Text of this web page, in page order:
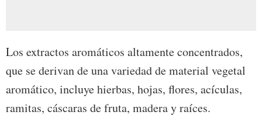
Los extractos aromáticos altamente concentrados,
que se derivan de una variedad de material vegetal
aromático, incluye hierbas, hojas, flores, acículas,
ramitas, cáscaras de fruta, madera y raíces.